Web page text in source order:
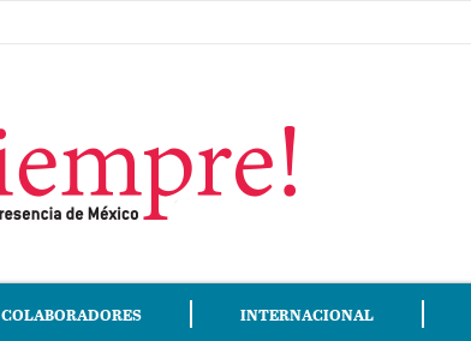
COLABORADORES INTERNACIONAL